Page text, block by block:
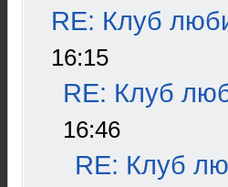
RE: Клуб
16:15
RE: Клуб
16:46
RE: Клуб